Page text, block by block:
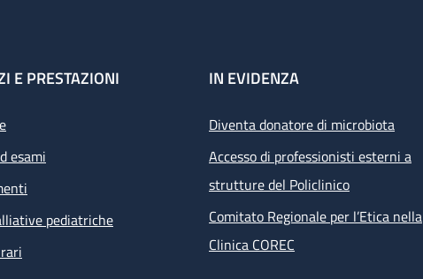
E PRESTAZIONI
esami
pediatriche
IN EVIDENZA
Diventa donatore di microbiota
Accesso di professionisti esterni a
strutture del Policlinico
Comitato Regionale per l’Etica nella
Clinica COREC